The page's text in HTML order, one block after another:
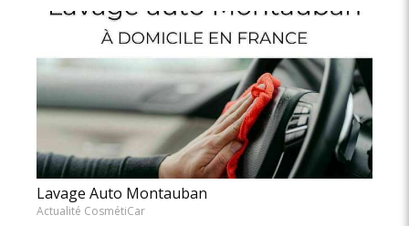
Lavage Auto Montauban
Actualité CosmétiCar